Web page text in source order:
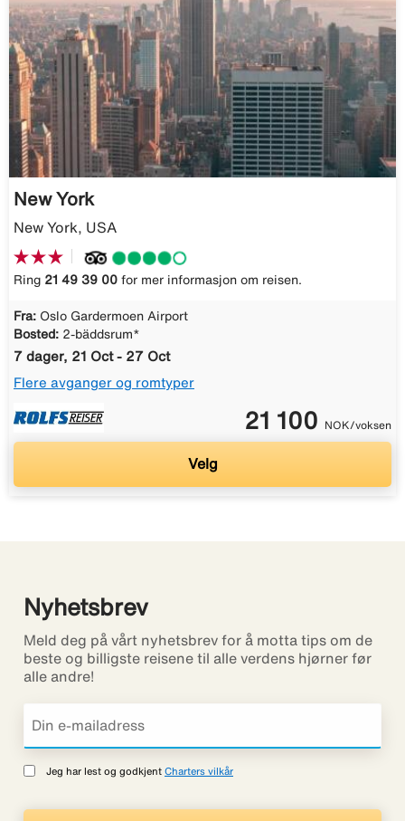
New York
New York, USA
Ring 21 49 39 00 for mer informasjon om reisen.
Fra: Oslo Gardermoen Airport
Bosted: 2-bäddsrum*
7 dager, 21 Oct - 27 Oct
Flere avganger og romtyper
21 100 NOK/voksen
Velg
Nyhetsbrev
Meld deg på vårt nyhetsbrev for å motta tips om de
beste og billigste reisene til alle verdens hjørner før
alle andre!
Jeg har lest og godkjent Charters vilkår